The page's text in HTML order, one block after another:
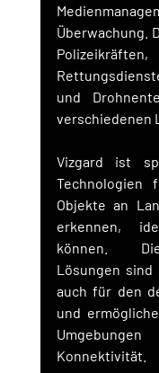
Überwachung.
und
verschiedenen
Vizgard ist
Technologien
Objekte an
erkennen,
können.
Lösungen
auch für den
und
Konnektivität.